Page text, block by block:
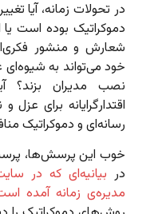
در تحولات زمانه، آیا
دموکراتیک بوده است یا
شعارش و منشور
خود می‌تواند به
نصب مدیران بزند؟
اقتدارگرایانه برای
رسانه‌ای و دموکراتیک
خوب این پرسش‌ها،
در بیانیه‌ای که در
مدیره‌ی زمانه آمده